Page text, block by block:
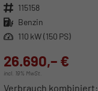
Fahrzeugnr. 115158
Kraftstoff Benzin
Leistung 110 kW (150 PS)
26.690,– €
incl. 19% MwSt.
Verbrauch kombiniert: